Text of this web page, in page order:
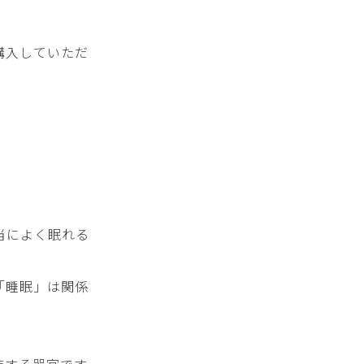
していただ
よく眠れる
睡眠」は関係